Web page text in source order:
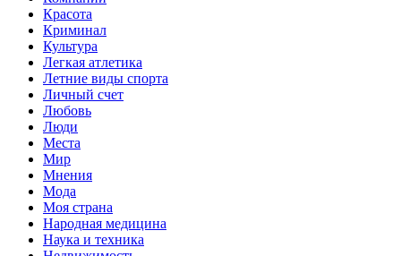
Красота
Криминал
Культура
Легкая атлетика
Летние виды спорта
Личный счет
Любовь
Люди
Места
Мир
Мнения
Мода
Моя страна
Народная медицина
Наука и техника